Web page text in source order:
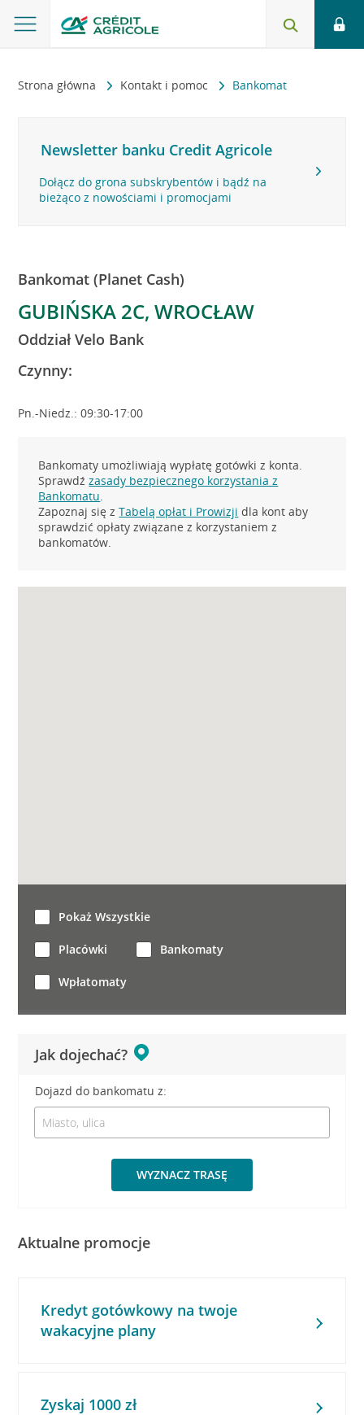
Strona główna Kontakt i pomoc Bankomat
Newsletter banku Credit Agricole
Dołącz do grona subskrybentów i bądź na
bieżąco z nowościami i promocjami
Bankomat (Planet Cash)
GUBIŃSKA 2C, WROCŁAW
Oddział Velo Bank
Czynny:
Pn.-Niedz.: 09:30-17:00
Bankomaty umożliwiają wypłatę gotówki z konta.
Sprawdźzasady bezpiecznego korzystania z
Bankomatu.
Zapoznaj się zTabelą opłat i Prowizji dla kont aby
sprawdzić opłaty związane z korzystaniem z
bankomatów.
Jak dojechać?
Dojazd do bankomatu z:
WYZNACZ TRASĘ
Pokaż Wszystkie
Placówki Bankomaty
Wpłatomaty
Aktualne promocje
Kredyt gotówkowy na twoje
wakacyjne plany
Zyskaj 1000 zł